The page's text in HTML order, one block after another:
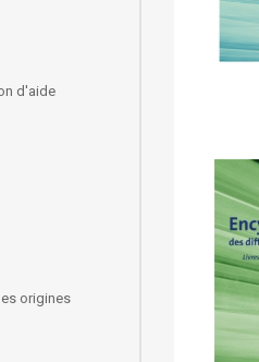
d'aide
origines